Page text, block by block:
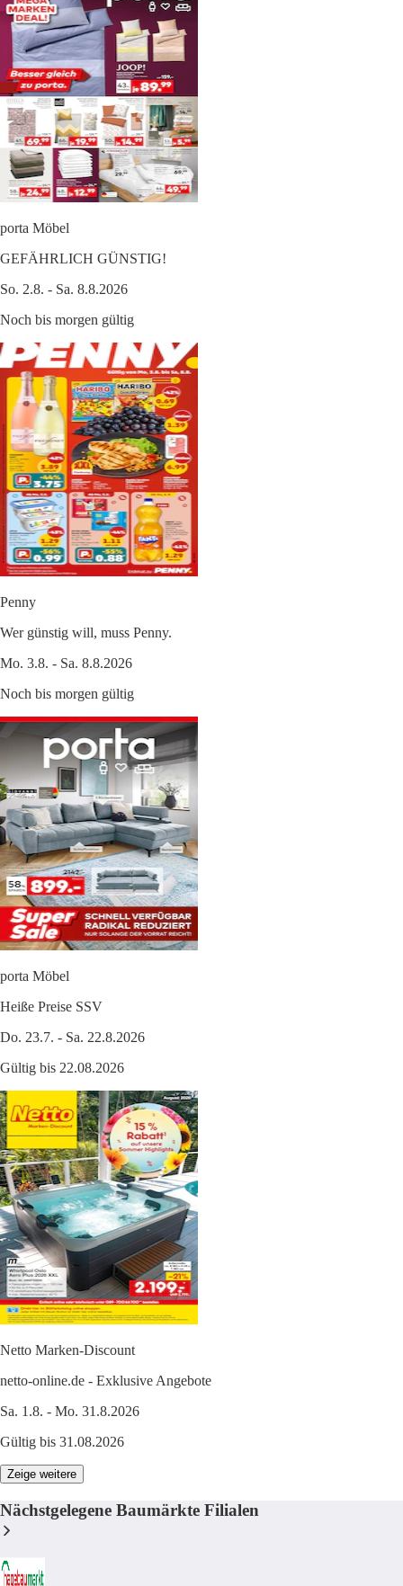
porta Möbel
GEFÄHRLICH GÜNSTIG!
So. 2.8. - Sa. 8.8.2026
Noch bis morgen gültig
Penny
Wer günstig will, muss Penny.
Mo. 3.8. - Sa. 8.8.2026
Noch bis morgen gültig
porta Möbel
Heiße Preise SSV
Do. 23.7. - Sa. 22.8.2026
Gültig bis 22.08.2026
Netto Marken-Discount
netto-online.de - Exklusive Angebote
Sa. 1.8. - Mo. 31.8.2026
Gültig bis 31.08.2026
Zeige weitere
Nächstgelegene Baumärkte Filialen